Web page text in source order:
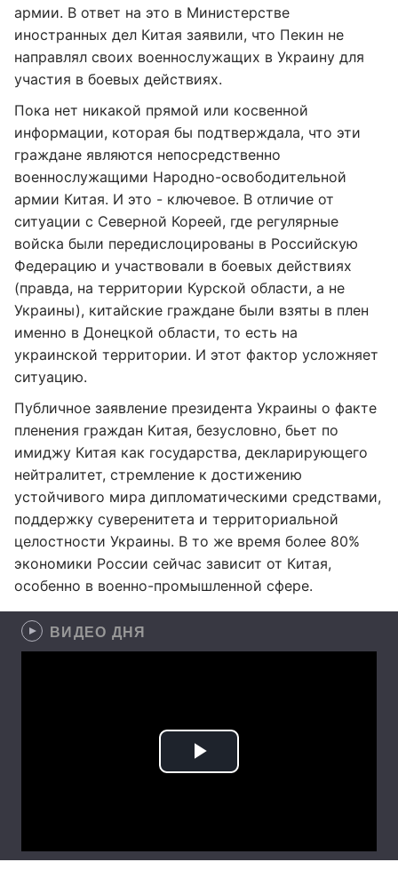
армии. В ответ на это в Министерстве
иностранных дел Китая заявили, что Пекин не
направлял своих военнослужащих в Украину для
участия в боевых действиях.
Пока нет никакой прямой или косвенной
информации, которая бы подтверждала, что эти
граждане являются непосредственно
военнослужащими Народно-освободительной
армии Китая. И это - ключевое. В отличие от
ситуации с Северной Кореей, где регулярные
войска были передислоцированы в Российскую
Федерацию и участвовали в боевых действиях
(правда, на территории Курской области, а не
Украины), китайские граждане были взяты в плен
именно в Донецкой области, то есть на
украинской территории. И этот фактор усложняет
ситуацию.
Публичное заявление президента Украины о факте
пленения граждан Китая, безусловно, бьет по
имиджу Китая как государства, декларирующего
нейтралитет, стремление к достижению
устойчивого мира дипломатическими средствами,
поддержку суверенитета и территориальной
целостности Украины. В то же время более 80%
экономики России сейчас зависит от Китая,
особенно в военно-промышленной сфере.
ВИДЕО ДНЯ